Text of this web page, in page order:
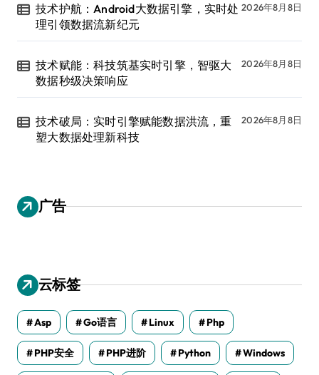
技术护航：Android大数据引擎，实时处
理引领数据流新纪元
2026年8月8日
技术赋能：科技筑基实时引擎，智驱大
数据秒级决策响应
2026年8月8日
技术破局：实时引擎赋能数据洪流，重
塑大数据处理新科技
2026年8月8日
广告
云标签
Asp Go语言 Linux Php
PHP安全 PHP进阶 Python Windows